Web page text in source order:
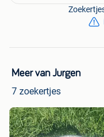
Meer van Jurgen
7 zoekertjes